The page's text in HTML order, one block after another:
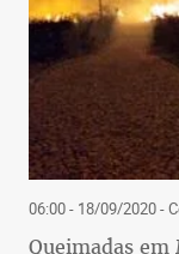
06:00 - 18/09/2020-
Queimadas